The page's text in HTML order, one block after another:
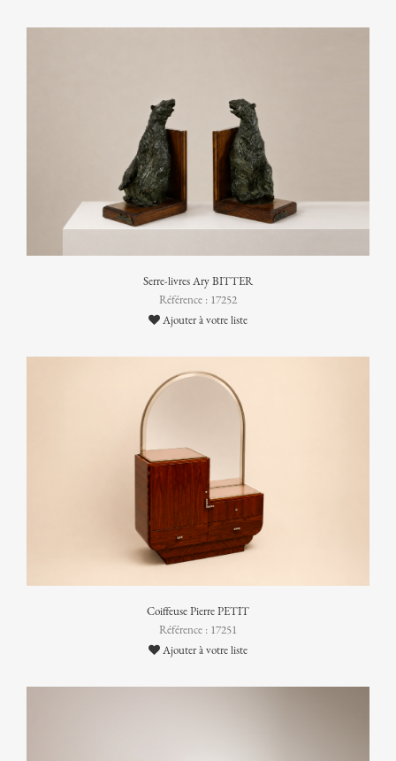
Serre-livres Ary BITTER
Référence : 17252
Ajouter à votre liste
Coiffeuse Pierre PETIT
Référence : 17251
Ajouter à votre liste